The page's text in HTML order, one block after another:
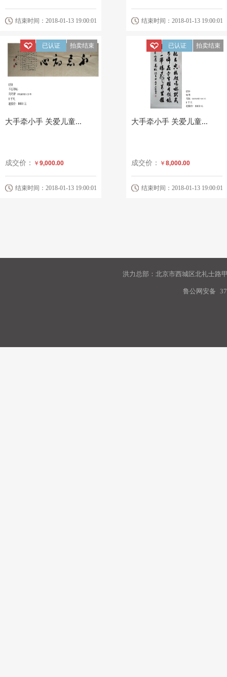
结束时间：2018-01-13 19:00:01 结束时间：2018-01-13 19:00:01
拍卖结束
已认证
大手牵小手 关爱儿童...
成交价： ￥ 9,000.00
结束时间：2018-01-13 19:00:01
拍卖结束
已认证
大手牵小手 关爱儿童...
成交价： ￥ 8,000.00
结束时间：2018-01-13 19:00:01
洪力总部：北京市西城区北礼士路
鲁公网安备